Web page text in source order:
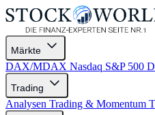
Märkte
DAX/MDAX Nasdaq S&P 500
Trading
Analysen Trading & Momentum